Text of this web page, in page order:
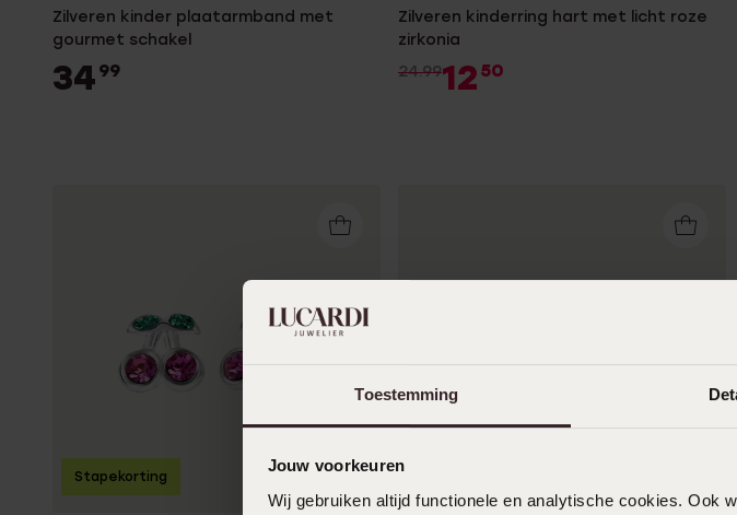
Toestemming
Jouw voorkeuren
Wij gebruiken altijd functionele en analytische cookies. Ook
Zilveren kinder plaatarmband met
gourmet schakel
34 99
Zilveren kinderring hart met licht roze
zirkonia
24.9912 50
Stapekorting